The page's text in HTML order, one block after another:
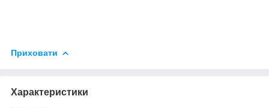
Приховати
Характеристики